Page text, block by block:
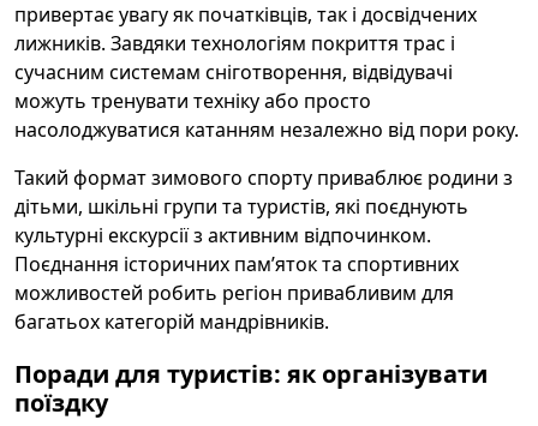
привертає увагу як початківців, так і досвідчених
лижників. Завдяки технологіям покриття трас і
сучасним системам сніготворення, відвідувачі
можуть тренувати техніку або просто
насолоджуватися катанням незалежно від пори року.
Такий формат зимового спорту приваблює родини з
дітьми, шкільні групи та туристів, які поєднують
культурні екскурсії з активним відпочинком.
Поєднання історичних памʼяток та спортивних
можливостей робить регіон привабливим для
багатьох категорій мандрівників.
Поради для туристів: як організувати
поїздку